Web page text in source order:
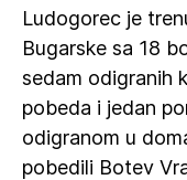
Ludogorec je
Bugarske sa 18
sedam odigranih
pobeda i jedan
odigranom u
pobedili Botev